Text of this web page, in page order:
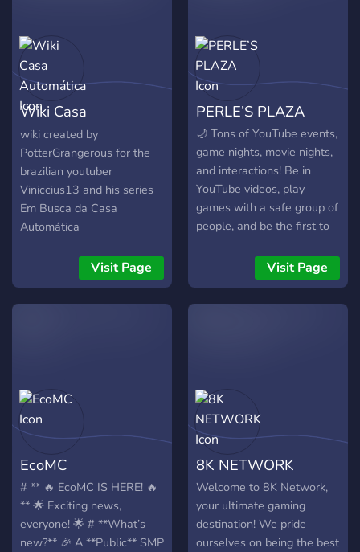
rejoindre un espace stable,
mature et orienté vers le
jeu en équipe.
Wiki Casa
Automática
wiki created by
PotterGrangerous for the
brazilian youtuber
Viniccius13 and his series
Em Busca da Casa
Automática
Visit Page
PERLE’S PLAZA
🌙 Tons of YouTube events,
game nights, movie nights,
and interactions! Be in
YouTube videos, play
games with a safe group of
people, and be the first to
posted! Including - Roblox -
Minecraft - Among Us …
and more!
Visit Page
EcoMC
# ** 🔥 EcoMC IS HERE! 🔥
** 🌟 Exciting news,
everyone! 🌟 # **What’s
new?** 🎉 A **Public** SMP
8K NETWORK
Welcome to 8K Network,
your ultimate gaming
destination! We pride
ourselves on being the best